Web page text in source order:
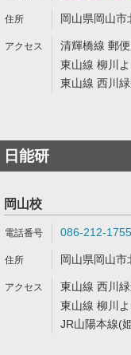
岡山県岡山
清輝橋線 郵
東山線 柳川
東山線 西川
日能研
岡山校
086-212-1755
岡山県岡山
東山線 西川
東山線 柳川
JR山陽本線(